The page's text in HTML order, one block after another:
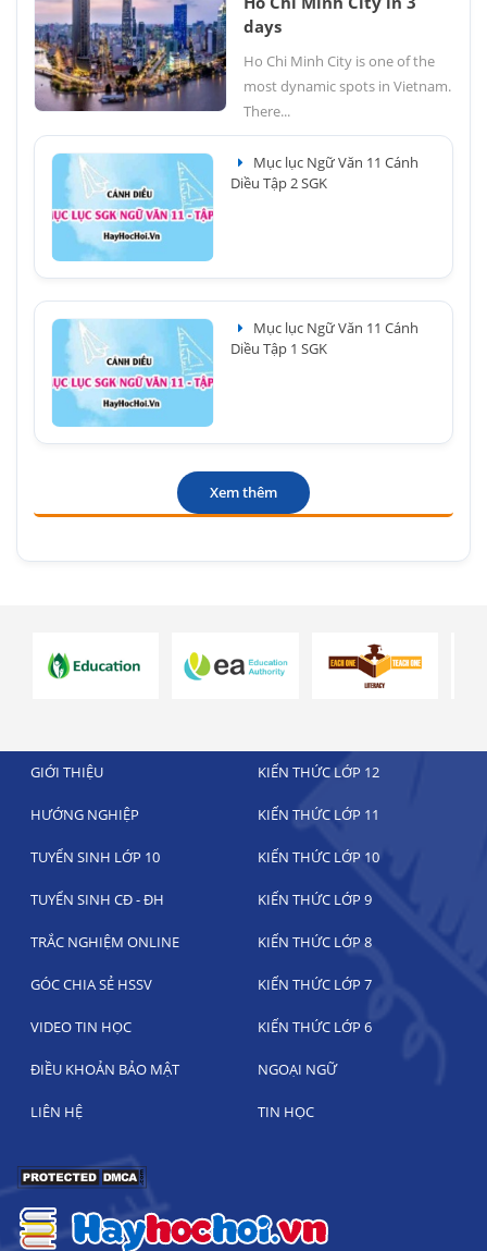
days
Ho Chi Minh City is one of the
most dynamic spots in Vietnam.
There...
Mục lục Ngữ Văn 11 Cánh
Diều Tập 2 SGK
Mục lục Ngữ Văn 11 Cánh
Diều Tập 1 SGK
Xem thêm
GIỚI THIỆU KIẾN THỨC LỚP 12
HƯỚNG NGHIỆP KIẾN THỨC LỚP 11
TUYỂN SINH LỚP 10 KIẾN THỨC LỚP 10
TUYỂN SINH CĐ - ĐH KIẾN THỨC LỚP 9
TRẮC NGHIỆM ONLINE KIẾN THỨC LỚP 8
GÓC CHIA SẺ HSSV KIẾN THỨC LỚP 7
VIDEO TIN HỌC KIẾN THỨC LỚP 6
ĐIỀU KHOẢN BẢO MẬT NGOẠI NGỮ
LIÊN HỆ TIN HỌC